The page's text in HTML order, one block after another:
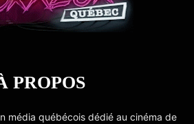
PROPOS
média québécois dédié au cinéma de